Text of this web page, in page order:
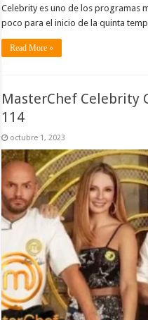
Celebrity es uno de los programas
poco para el inicio de la quinta
Read More »
MasterChef Celebrity
114
octubre 1, 2023